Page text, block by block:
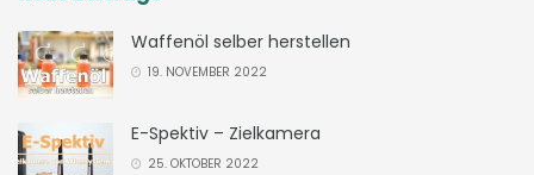
Waffenöl selber herstellen
19. NOVEMBER 2022
E-Spektiv – Zielkamera
25. OKTOBER 2022